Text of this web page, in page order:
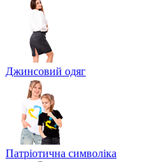
Джинсовий одяг
Патріотична символіка